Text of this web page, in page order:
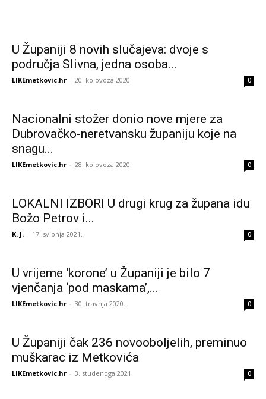
U Županiji 8 novih slučajeva: dvoje s
područja Slivna, jedna osoba...
LIKEmetkovic.hr - 20. kolovoza 2020. 0
Nacionalni stožer donio nove mjere za
Dubrovačko-neretvansku županiju koje na
snagu...
LIKEmetkovic.hr - 28. kolovoza 2020. 0
LOKALNI IZBORI U drugi krug za župana idu
Božo Petrov i...
K. J. - 17. svibnja 2021. 0
U vrijeme ‘korone’ u Županiji je bilo 7
vjenčanja ‘pod maskama’,...
LIKEmetkovic.hr - 30. travnja 2020. 0
U Županiji čak 236 novooboljelih, preminuo
muškarac iz Metkovića
LIKEmetkovic.hr - 3. studenoga 2021. 0